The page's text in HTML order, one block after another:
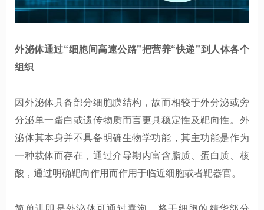
外泌体通过“细胞间高速公路”把营养“快递”到人体各个
组织
因外泌体具备部分细胞膜结构，故而相较于外分泌或旁
分泌单一蛋白或遗传物质而言更具稳定性及靶向性。外
泌体其本身并不具备明确生物学功能，其主功能是作为
一种载体而存在，通过介导期内富含脂质、蛋白质、核
酸，通过明确靶向作用而作用于临近细胞或者靶器官。